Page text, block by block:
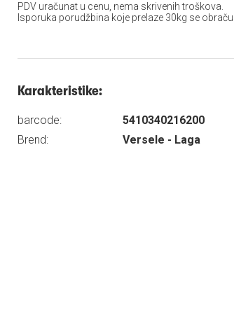
PDV uračunat u cenu, nema skrivenih troškova.
Isporuka porudžbina koje prelaze 30kg se
Karakteristike:
barcode:
5410340216200
Brend:
Versele - Laga